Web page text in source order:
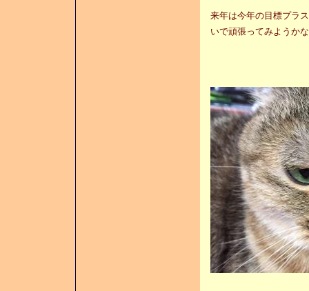
来年は今年の目標プラ
いで頑張ってみようか